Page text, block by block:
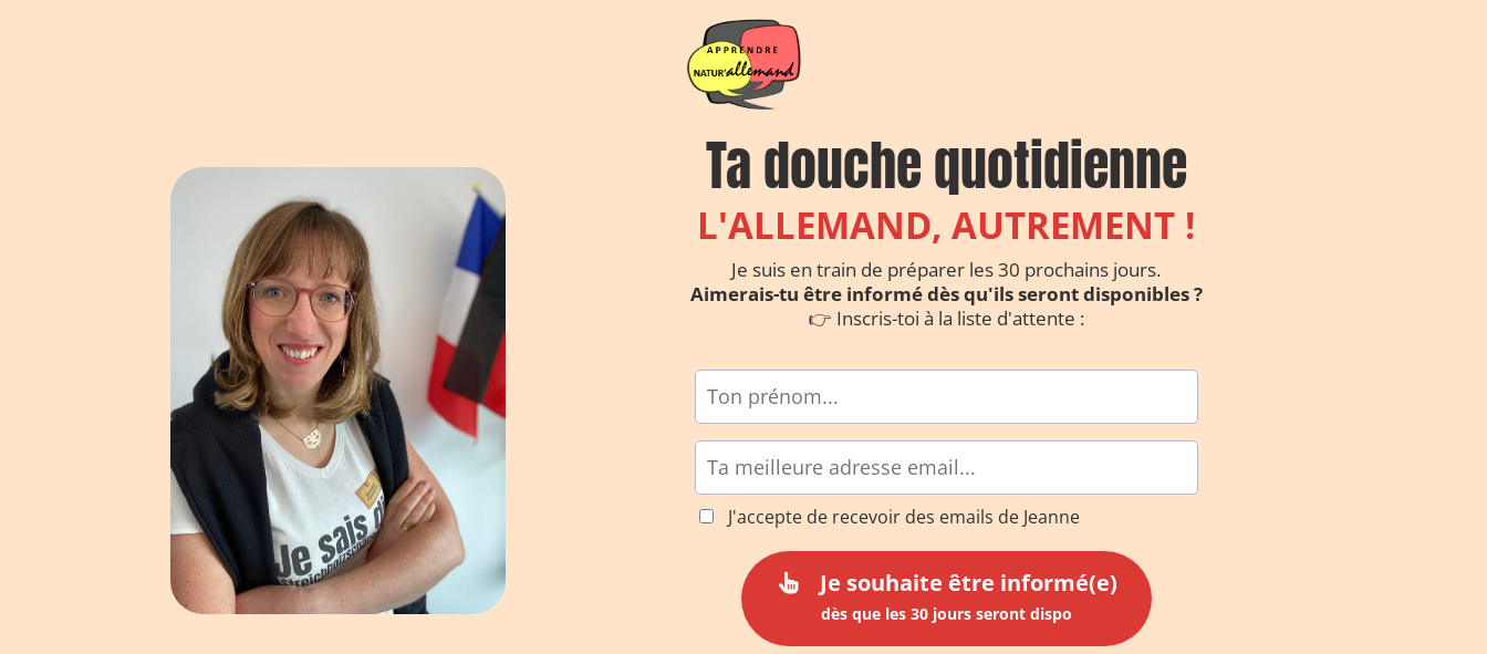
Ta douche quotidienne
L'ALLEMAND, AUTREMENT !
Je suis en train de préparer les 30 prochains jours.
Aimerais-tu être informé dès qu'ils seront disponibles ?
👉 Inscris-toi à la liste d'attente :
J'accepte de recevoir des emails de Jeanne
Je souhaite être informé(e)
dès que les 30 jours seront dispo